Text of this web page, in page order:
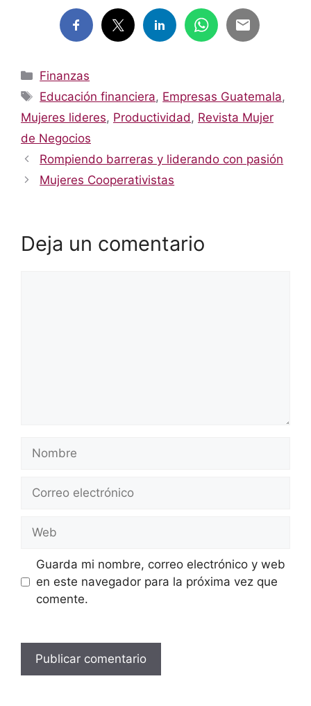
Categorías
Finanzas
Etiquetas
Educación financiera, Empresas Guatemala,
Mujeres lideres, Productividad , Revista Mujer
de Negocios
Rompiendo barreras y liderando con pasión
Mujeres Cooperativistas
Deja un comentario
electrónico
Guarda mi nombre, correo electrónico y web
en este navegador para la próxima vez que
comente.